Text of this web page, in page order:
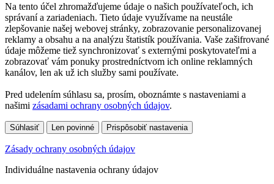
Na tento účel zhromažďujeme údaje o našich používateľoch, ich
správaní a zariadeniach. Tieto údaje využívame na neustále
zlepšovanie našej webovej stránky, zobrazovanie personalizovanej
reklamy a obsahu a na analýzu štatistík používania. Vaše zašifrované
údaje môžeme tiež synchronizovať s externými poskytovateľmi a
zobrazovať vám ponuky prostredníctvom ich online reklamných
kanálov, len ak už ich služby sami používate.
Pred udelením súhlasu sa, prosím, oboznámte s nastaveniami a
našimi zásadami ochrany osobných údajov.
Súhlasiť Len povinné Prispôsobiť nastavenia
Zásady ochrany osobných údajov
Individuálne nastavenia ochrany údajov